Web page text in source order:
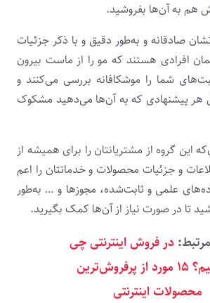
هم به آن‌ها بفروشید.
صادقانه و به‌طور دقیق و با ذکر جزئیات
افرادی هستند که مو را از ماست بیرون
شما را موشکافانه بررسی می‌کنند و
هر پیشنهادی که به آن‌ها می‌دهید مشکوک
این گروه از مشتریانتان را برای همیشه از
و جزئیات محصولات و خدماتتان را اعم
علمی و ثابت‌شده، مجوزها و … به‌طور
تا در صورت نیاز از آن‌ها کمک بگیرید.
در فروش اینترنتی چی
بفروشیم؟ ۱۵ مورد از پرفروش‌ترین
محصولات اینترنتی